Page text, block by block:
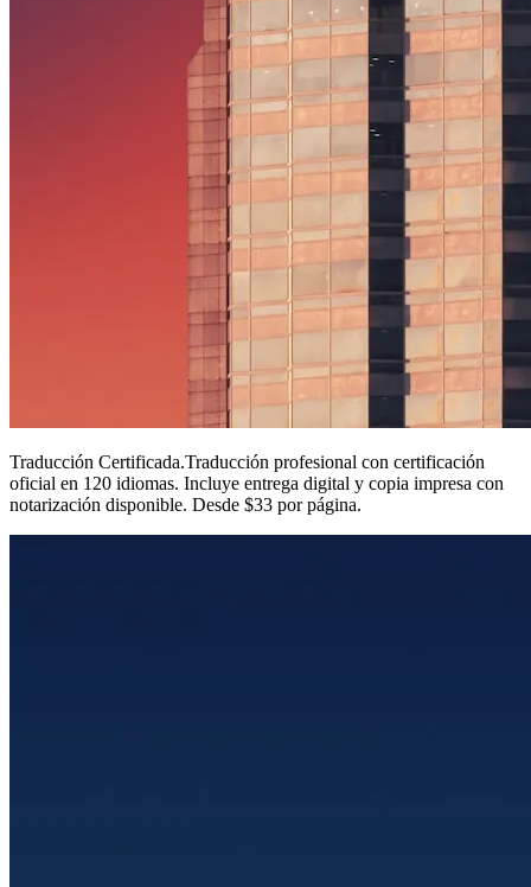
Traducción Certificada.Traducción profesional con certificación
oficial en 120 idiomas. Incluye entrega digital y copia impresa con
notarización disponible. Desde $33 por página.